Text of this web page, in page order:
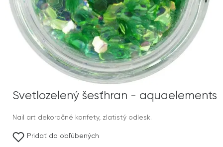
Svetlozelený šesťhran - aquaelements
Nail art dekoračné konfety, zlatistý odlesk.
Pridať do obľúbených